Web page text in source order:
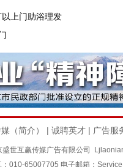
上门助浴理发
（简介） | 诚聘英才 | 广告服
世互赢传媒广告有限公司
010-65007705 电子邮箱：